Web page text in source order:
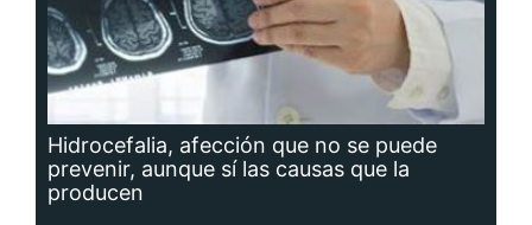
Hidrocefalia, afección que no se puede
prevenir, aunque sí las causas que la
producen